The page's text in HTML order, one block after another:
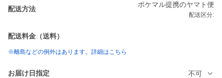
配送方法
ポケマル提携のヤマト便
配送区分:
配送料金（送料）
※離島などの例外はあります。詳細はこちら
お届け日指定 不可